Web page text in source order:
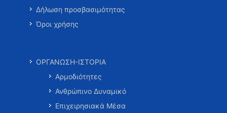
Δήλωση προσβασιμότητας
Όροι χρήσης
ΟΡΓΑΝΩΣΗ-ΙΣΤΟΡΙΑ
Αρμοδιότητες
Ανθρώπινο Δυναμικό
Επιχειρησιακά Μέσα